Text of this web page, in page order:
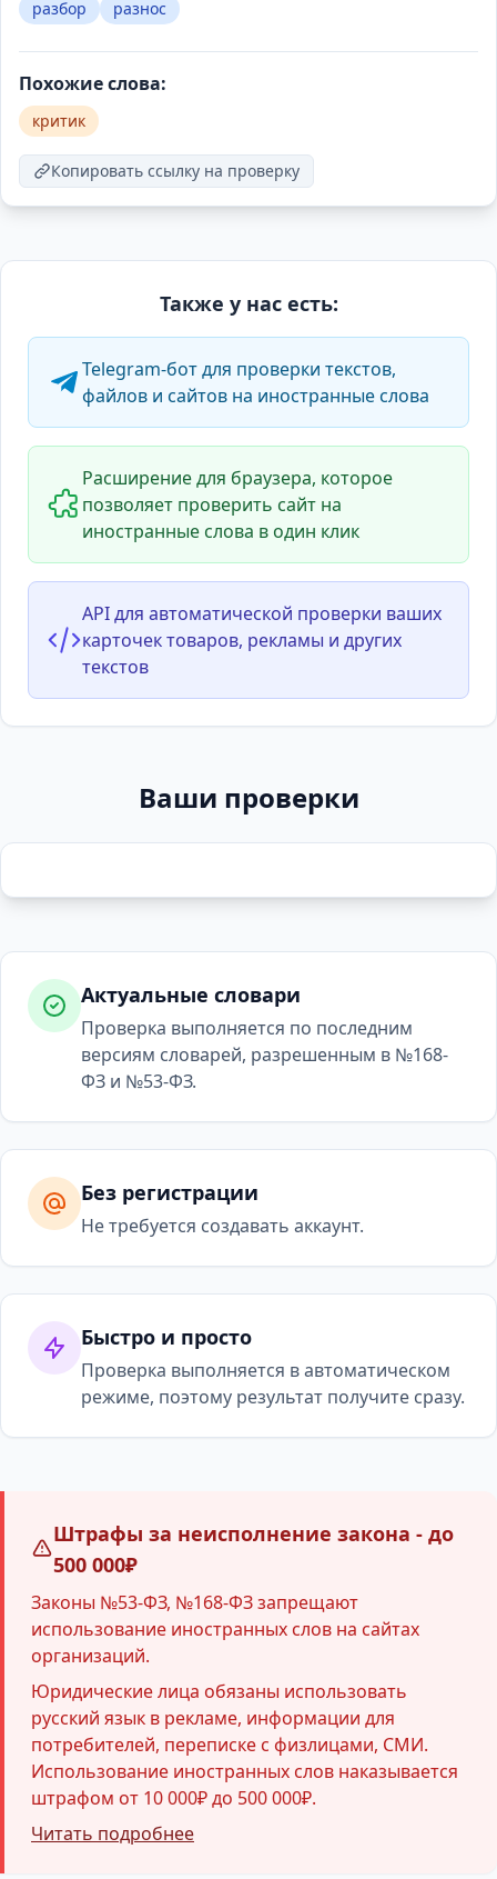
разбор
разнос
Похожие слова:
критик
Копировать ссылку на проверку
Также у нас есть:
Telegram-бот для проверки текстов,
файлов и сайтов на иностранные слова
Расширение для браузера, которое
позволяет проверить сайт на
иностранные слова в один клик
API для автоматической проверки ваших
карточек товаров, рекламы и других
текстов
Ваши проверки
Актуальные словари
Проверка выполняется по последним
версиям словарей, разрешенным в №168-
ФЗ и №53-ФЗ.
Без регистрации
Не требуется создавать аккаунт.
Быстро и просто
Проверка выполняется в автоматическом
режиме, поэтому результат получите сразу.
Штрафы за неисполнение закона - до
500 000₽
Законы №53-ФЗ, №168-ФЗ запрещают
использование иностранных слов на сайтах
организаций.
Юридические лица обязаны использовать
русский язык в рекламе, информации для
потребителей, переписке с физлицами, СМИ.
Использование иностранных слов наказывается
штрафом от 10 000₽ до 500 000₽.
Читать подробнее